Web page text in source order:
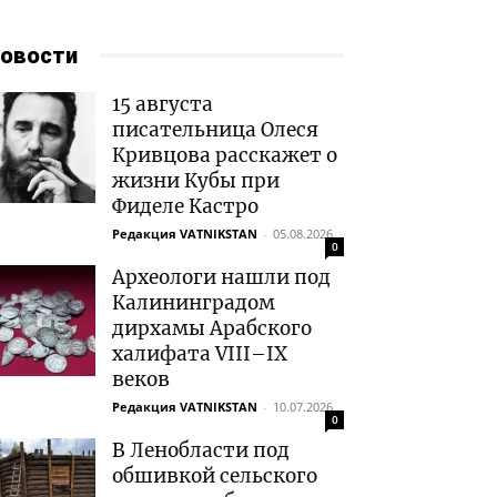
15 августа
писательница Олеся
Кривцова расскажет о
жизни Кубы при
Фиделе Кастро
Редакция VATNIKSTAN - 05.08.2026
0
Археологи нашли под
Калининградом
дирхамы Арабского
халифата VIII–IX
веков
Редакция VATNIKSTAN - 10.07.2026
0
В Ленобласти под
обшивкой сельского